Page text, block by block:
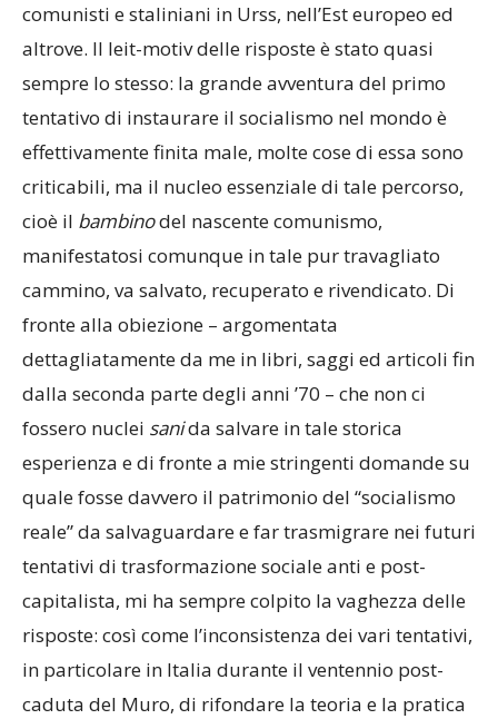
comunisti e staliniani in Urss, nell’Est europeo ed
altrove. Il leit-motiv delle risposte è stato quasi
sempre lo stesso: la grande avventura del primo
tentativo di instaurare il socialismo nel mondo è
effettivamente finita male, molte cose di essa sono
criticabili, ma il nucleo essenziale di tale percorso,
cioè il bambinodel nascente comunismo,
manifestatosi comunque in tale pur travagliato
cammino, va salvato, recuperato e rivendicato. Di
fronte alla obiezione – argomentata
dettagliatamente da me in libri, saggi ed articoli fin
dalla seconda parte degli anni ’70 – che non ci
fossero nuclei sanida salvare in tale storica
esperienza e di fronte a mie stringenti domande su
quale fosse davvero il patrimonio del “socialismo
reale” da salvaguardare e far trasmigrare nei futuri
tentativi di trasformazione sociale anti e post-
capitalista, mi ha sempre colpito la vaghezza delle
risposte: così come l’inconsistenza dei vari tentativi,
in particolare in Italia durante il ventennio post-
caduta del Muro, di rifondare la teoria e la pratica